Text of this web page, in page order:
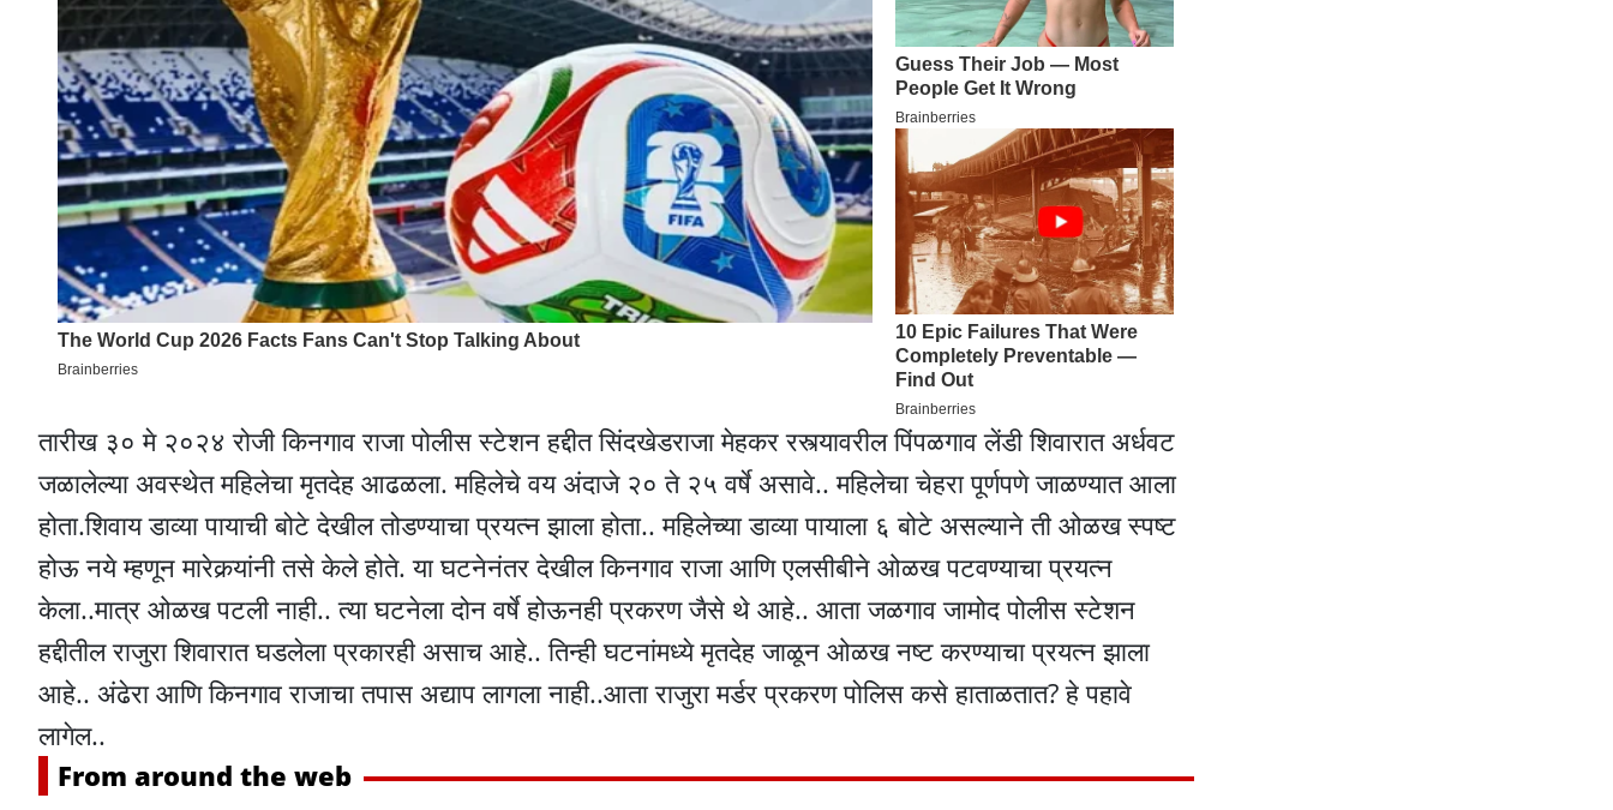
तारीख ३० मे २०२४ रोजी किनगाव राजा पोलीस स्टेशन हद्दीत सिंदखेडराजा मेहकर रस्त्यावरील पिंपळगाव लेंडी शिवारात अर्धवट
जळालेल्या अवस्थेत महिलेचा मृतदेह आढळला. महिलेचे वय अंदाजे २० ते २५ वर्षे असावे.. महिलेचा चेहरा पूर्णपणे जाळण्यात आला
होता.शिवाय डाव्या पायाची बोटे देखील तोडण्याचा प्रयत्न झाला होता.. महिलेच्या डाव्या पायाला ६ बोटे असल्याने ती ओळख स्पष्ट
होऊ नये म्हणून मारेकर्‍यांनी तसे केले होते. या घटनेनंतर देखील किनगाव राजा आणि एलसीबीने ओळख पटवण्याचा प्रयत्न
केला..मात्र ओळख पटली नाही.. त्या घटनेला दोन वर्षे होऊनही प्रकरण जैसे थे आहे.. आता जळगाव जामोद पोलीस स्टेशन
हद्दीतील राजुरा शिवारात घडलेला प्रकारही असाच आहे.. तिन्ही घटनांमध्ये मृतदेह जाळून ओळख नष्ट करण्याचा प्रयत्न झाला
आहे.. अंढेरा आणि किनगाव राजाचा तपास अद्याप लागला नाही..आता राजुरा मर्डर प्रकरण पोलिस कसे हाताळतात? हे पहावे
लागेल..
From around the web